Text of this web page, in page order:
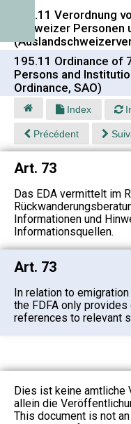
195.11 Verordnung
Schweizer
195.11 Ordinance of
Persons and
Ordinance, SAO)
Index
Précédent
Art. 73
Das EDA vermittelt im
Informationen und
Informationsquellen.
Art. 73
In relation to
the FDFA only
references to relevant
Dies ist keine amtliche
allein die
This document is not